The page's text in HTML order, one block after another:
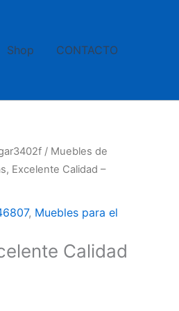
Shop CONTACTO
/ Muebles de
Excelente Calidad –
, Muebles para el
Calidad